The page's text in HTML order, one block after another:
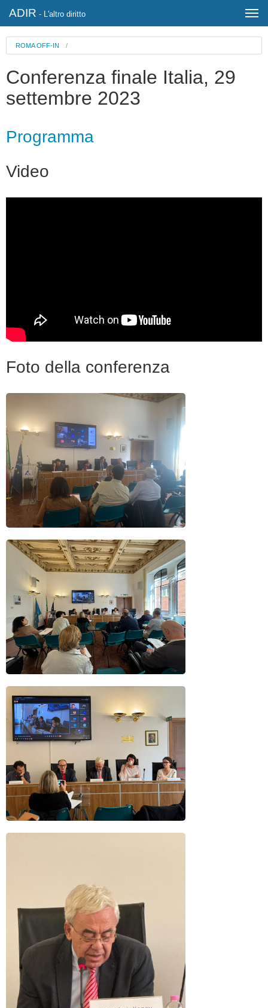
ADIR - L'altro diritto
ROMA OFF-IN /
Conferenza finale Italia, 29
settembre 2023
Programma
Video
Foto della conferenza